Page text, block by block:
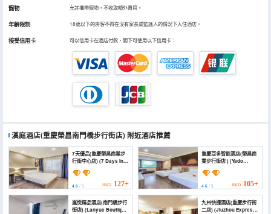
寵物 允許攜帶寵物，不收取額外費用。
年齡限制 18歲以下的房客不得在沒有家長或監護人的情況下入住酒店。
接受信用卡 可以信用卡在酒店付款，閣下可使用以下信用卡：
漢庭酒店(重慶榮昌南門橋步行街店) 附近酒店推薦
7天優品(重慶榮昌商業步
行街中心店) (7 Days Inn
(Rongchang
Commercial Pedestrian
Street))
4.6 / 5 HKD 127+
重慶亞多智能酒店(榮昌商
業步行街店 ) (Yado
Hotel)
4.6/ 5 HKD 105+
嵐悅精品酒店(南門橋步行
街店) (Lanyue Boutique
九州快捷酒店(重慶步行街
二店) (Jiuzhou Express